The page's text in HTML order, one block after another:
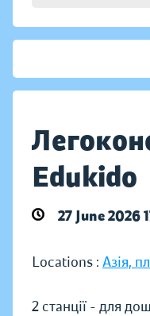
Edukido
27 June 2026
Locations : Азія,
2 станції - для